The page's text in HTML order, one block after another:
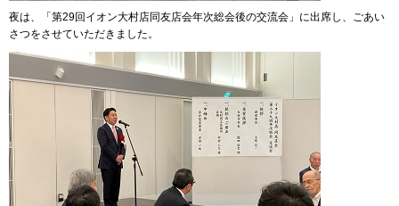
夜は、「第29回イオン大村店同友店会年次総会後の交流会」に出席し、ごあい
さつをさせていただきました。